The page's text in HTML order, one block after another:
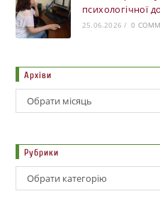
психологічної
25.06.2026 / 0
Архіви
Обрати місяць
Рубрики
Обрати категорію